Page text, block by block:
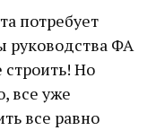
потребует
руководства ФА
Но
все уже
все равно